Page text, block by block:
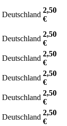
Deutschland
2,50
€
Deutschland
2,50
€
Deutschland
2,50
€
Deutschland
2,50
€
Deutschland
2,50
€
Deutschland
2,50
€